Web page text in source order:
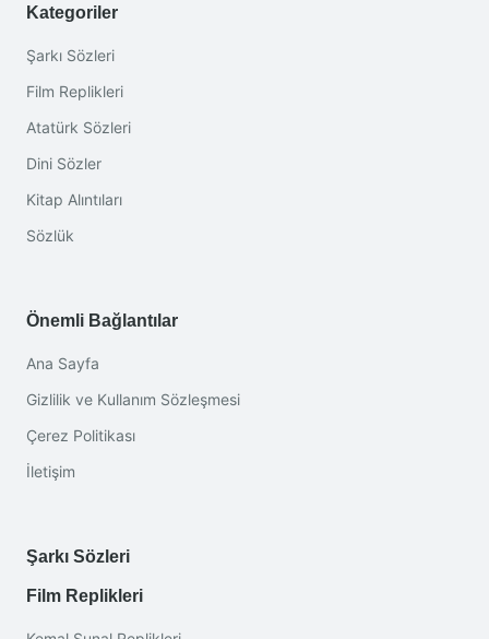
Kategoriler
Şarkı Sözleri
Film Replikleri
Atatürk Sözleri
Dini Sözler
Kitap Alıntıları
Sözlük
Önemli Bağlantılar
Ana Sayfa
Gizlilik ve Kullanım Sözleşmesi
Çerez Politikası
İletişim
Şarkı Sözleri
Film Replikleri